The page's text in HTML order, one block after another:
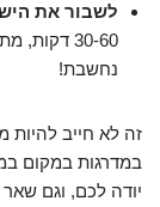
לשבור את
30-60
נחשבת!
זה לא חייב להיות
במדרגות במקום
יודה לכם, וגם שאר